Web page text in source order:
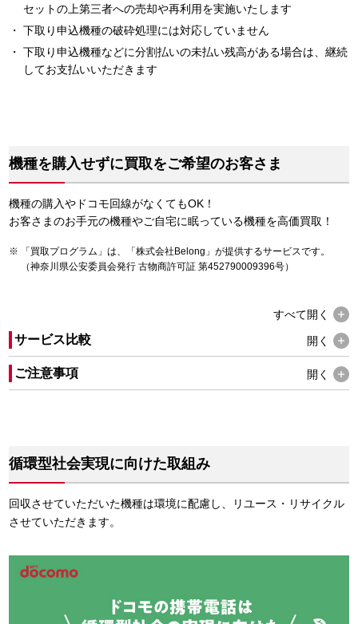
セットの上第三者への売却や再利用を実施いたします
下取り申込機種の破砕処理には対応していません
下取り申込機種などに分割払いの未払い残高がある場合は、継続
してお支払いいただきます
機種を購入せずに買取をご希望のお客さま
機種の購入やドコモ回線がなくてもOK！
お客さまのお手元の機種やご自宅に眠っている機種を高価買取！
「買取プログラム」は、「株式会社Belong」が提供するサービスです。
（神奈川県公安委員会発行 古物商許可証 第452790009396号）
すべて開く
サービス比較 開く
ご注意事項 開く
循環型社会実現に向けた取組み
回収させていただいた機種は環境に配慮し、リユース・リサイクル
させていただきます。